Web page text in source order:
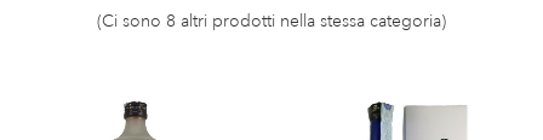
(Ci sono 8 altri prodotti nella stessa categoria)